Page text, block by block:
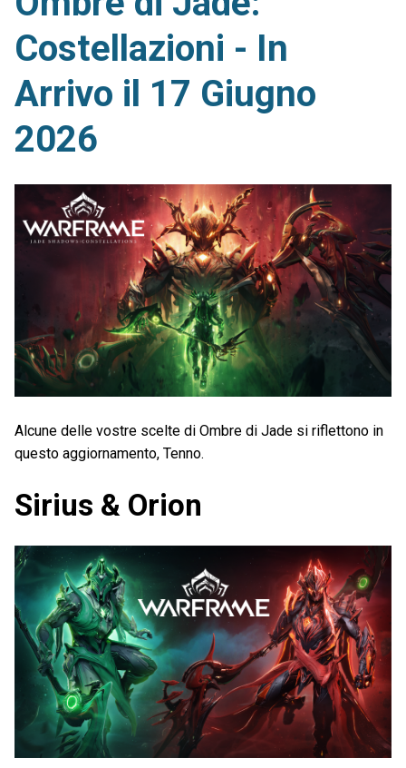
Costellazioni - In
Arrivo il 17 Giugno
2026
Alcune delle vostre scelte di Ombre di Jade si riflettono in
questo aggiornamento, Tenno.
Sirius & Orion